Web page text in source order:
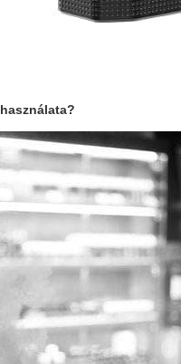
használata?